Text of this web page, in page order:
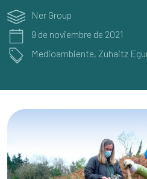
Ner Group
9 de noviembre de 2021
Medioambiente, Zuhaitz